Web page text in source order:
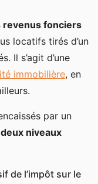
revenus fonciers
locatifs tirés d’un
Il s’agit d’une
immobilière, en
par un
deux niveaux
de l’impôt sur le